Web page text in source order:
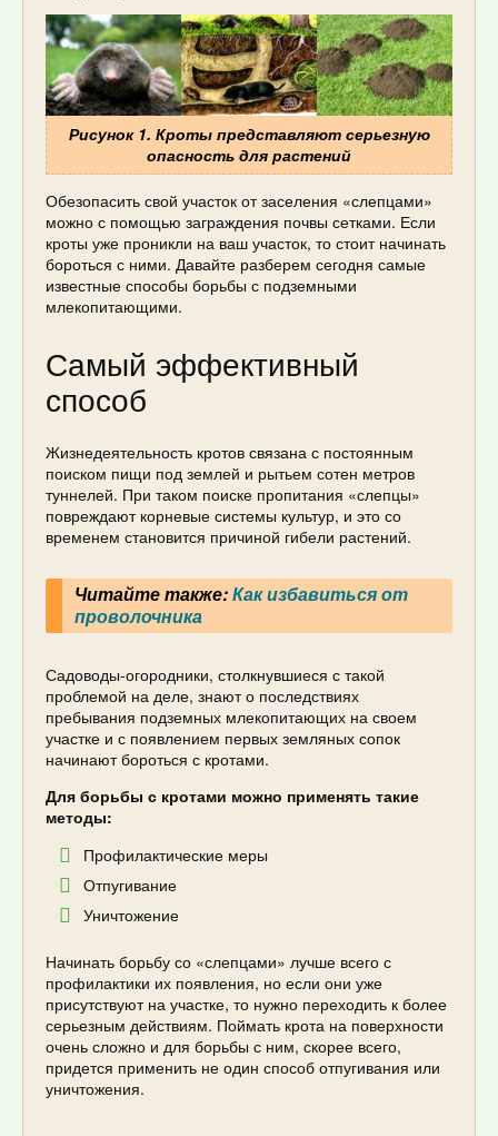
Рисунок 1. Кроты представляют серьезную
опасность для растений
Обезопасить свой участок от заселения «слепцами»
можно с помощью заграждения почвы сетками. Если
кроты уже проникли на ваш участок, то стоит начинать
бороться с ними. Давайте разберем сегодня самые
известные способы борьбы с подземными
млекопитающими.
Самый эффективный
способ
Жизнедеятельность кротов связана с постоянным
поиском пищи под землей и рытьем сотен метров
туннелей. При таком поиске пропитания «слепцы»
повреждают корневые системы культур, и это со
временем становится причиной гибели растений.
Читайте также:Как избавиться от
проволочника
Садоводы-огородники, столкнувшиеся с такой
проблемой на деле, знают о последствиях
пребывания подземных млекопитающих на своем
участке и с появлением первых земляных сопок
начинают бороться с кротами.
Для борьбы с кротами можно применять такие
методы:
Профилактические меры
Отпугивание
Уничтожение
Начинать борьбу со «слепцами» лучше всего с
профилактики их появления, но если они уже
присутствуют на участке, то нужно переходить к более
серьезным действиям. Поймать крота на поверхности
очень сложно и для борьбы с ним, скорее всего,
придется применить не один способ отпугивания или
уничтожения.